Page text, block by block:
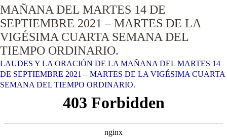
MAÑANA DEL MARTES 14 DE
SEPTIEMBRE 2021 – MARTES DE LA
VIGÉSIMA CUARTA SEMANA DEL
TIEMPO ORDINARIO.
LAUDES Y LA ORACIÓN DE LA MAÑANA DEL MARTES 14
DE SEPTIEMBRE 2021 – MARTES DE LA VIGÉSIMA CUARTA
SEMANA DEL TIEMPO ORDINARIO.